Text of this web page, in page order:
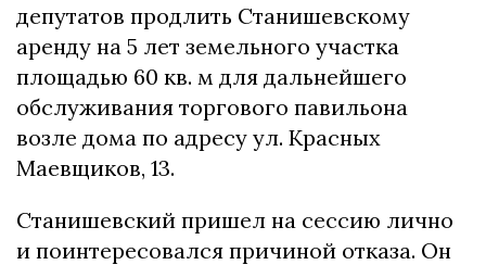
депутатов продлить Станишевскому
аренду на 5 лет земельного участка
площадью 60 кв. м для дальнейшего
обслуживания торгового павильона
возле дома по адресу ул. Красных
Маевщиков, 13.
Станишевский пришел на сессию лично
и поинтересовался причиной отказа. Он